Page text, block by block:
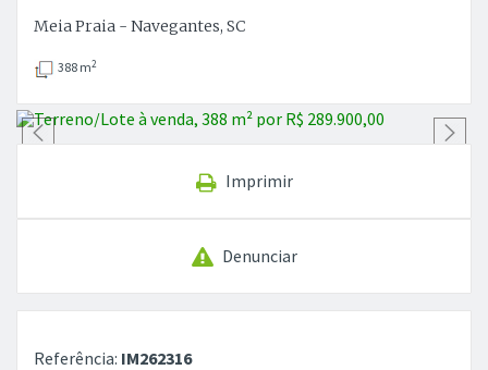
Meia Praia - Navegantes, SC
388 m2
Anterior
Imprimir
Denunciar
Referência: IM262316